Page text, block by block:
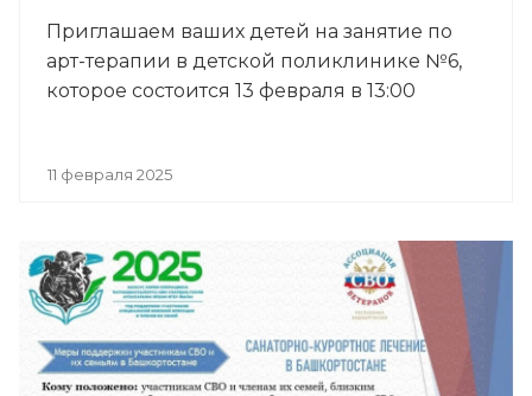
Приглашаем ваших детей на занятие по
арт-терапии в детской поликлинике №6,
которое состоится 13 февраля в 13:00
11 февраля 2025